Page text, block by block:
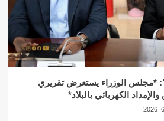
*مجلس الوزراء يستعرض تقريري
الكهربائي بالبلاد*